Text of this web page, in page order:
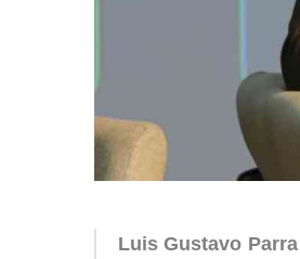
Luis Gustavo